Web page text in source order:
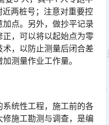
两桩号；注意对重要控
点。另外，做抄平记录
，可以将以起始点为零
，以防止测量后闭合差
测量作业工作量。󠅅󠅃󠄵󠅂󠄪󠇖󠆨󠆨󠇕󠆞󠆒󠅬󠇘󠆭󠆘󠇙󠆝󠅵󠇗󠆭󠆁󠄐󠇗󠅹󠅸󠇖󠆍󠅳󠇖󠅹󠅰󠇖󠆌󠅹
统性工程，施工前的各
施工勘测与调查，是编